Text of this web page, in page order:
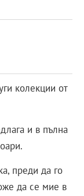
колекции от
и в пълна
преди да го
да се мие в